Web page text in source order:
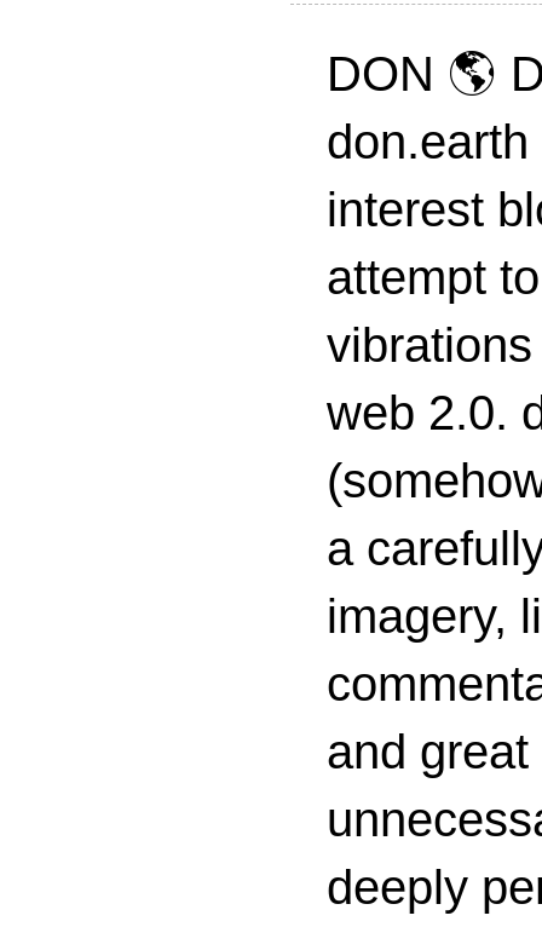
DON 🌎
interest
attempt
web 2.0.
a
imagery,
and
deeply